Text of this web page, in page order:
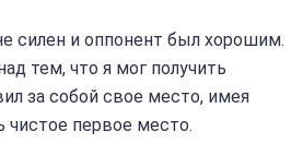
силен и оппонент был хорошим.
тем, что я мог получить
за собой свое место, имея
чистое первое место.